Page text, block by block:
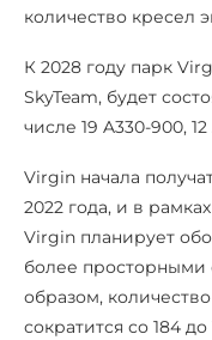
количество кресел
К 2028 году парк
SkyTeam, будет
числе 19 A330-900,
Virgin начала
2022 года, и в
Virgin планирует
более просторными
образом,
сократится со 184